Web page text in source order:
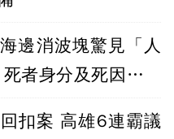
邊消波塊驚見「人
者身分及死因仍在
扣案 高雄6連霸議